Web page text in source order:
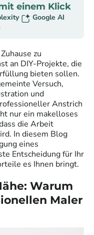
einem Klick
Google AI
zu
an DIY-Projekte, die
bieten sollen.
Versuch,
und
Anstrich
nur ein makelloses
die Arbeit
In diesem Blog
eines
Entscheidung für Ihr
es Ihnen bringt.
Warum
Maler